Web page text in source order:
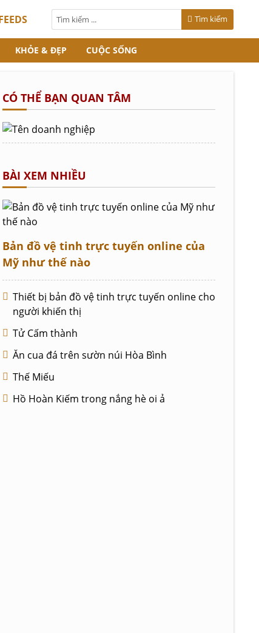
Tìm kiếm
KHỎE & ĐẸP CUỘC SỐNG
CÓ THỂ BẠN QUAN TÂM
BÀI XEM NHIỀU
Bản đồ vệ tinh trực tuyến online của
Mỹ như thế nào
Thiết bị bản đồ vệ tinh trực tuyến online cho
người khiến thị
Tử Cấm thành
Ăn cua đá trên sườn núi Hòa Bình
Thế Miếu
Hồ Hoàn Kiếm trong nắng hè oi ả